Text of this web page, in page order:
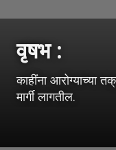
वृषभ :
काहींना आरोग्याच्या
मार्गी लागतील.